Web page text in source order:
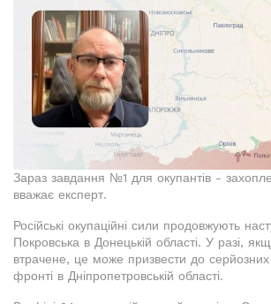
Зараз завдання №1 для окупантів -
вважає експерт.
Російські окупаційні сили продовжують
Покровська в Донецькій області. У разі,
втрачене, це може призвести до серйозних
фронті в Дніпропетровській області.